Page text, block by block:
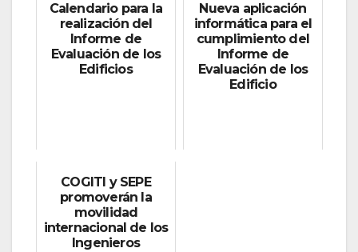
Calendario para la
realización del
Informe de
Evaluación de los
Edificios
Nueva aplicación
informática para el
cumplimiento del
Informe de
Evaluación de los
Edificio
COGITI y SEPE
promoverán la
movilidad
internacional de los
Ingenieros